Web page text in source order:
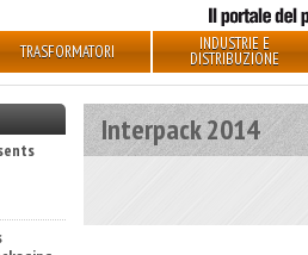
TRASFORMATORI INDUSTRIE E
DISTRIBUZIONE
Interpack 2014